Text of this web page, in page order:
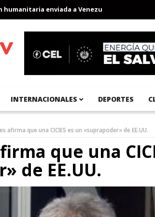
enviada a Venezuela Aeropuerto
INTERNACIONALES DEPORTES
afirma que una CICIES es un «suprapoder» de EE.UU.
que una
de EE.UU.